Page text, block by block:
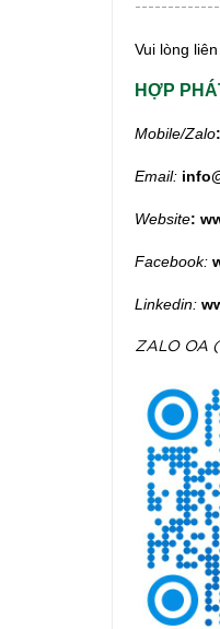
Vui lòng
HỢP
Mobile/Zalo
Email:
Website:
Facebook:
Linkedin:
ZALO OA